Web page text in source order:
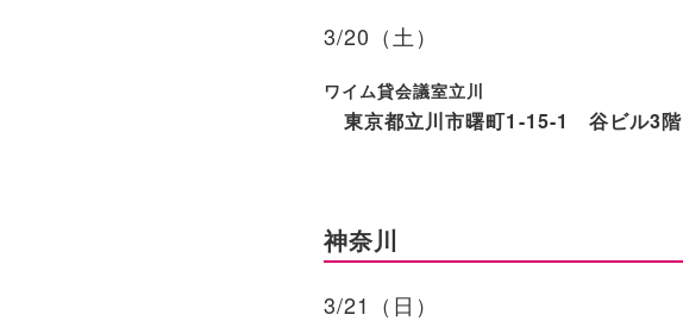
3/20（土）
ワイム貸会議室立川
東京都立川市曙町1-15-1 谷ビル3階
神奈川
3/21（日）